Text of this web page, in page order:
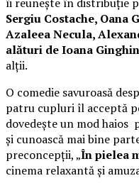
Sergiu Costache, Oana
Azaleea Necula,
alături de Ioana
alții.
O comedie savuroasă
patru cupluri îl acceptă
dovedește un mod haios
și cunoască mai bine
preconcepții, „În pielea
cinema relaxantă și